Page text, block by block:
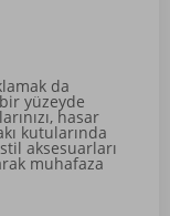
da
yüzeyde
hasar
kutularında
aksesuarları
muhafaza